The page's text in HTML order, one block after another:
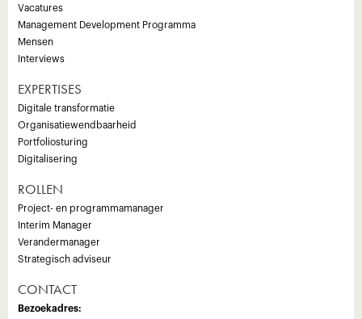
Vacatures
Management Development Programma
Mensen
Interviews
EXPERTISES
Digitale transformatie
Organisatiewendbaarheid
Portfoliosturing
Digitalisering
ROLLEN
Project- en programmamanager
Interim Manager
Verandermanager
Strategisch adviseur
CONTACT
Bezoekadres: